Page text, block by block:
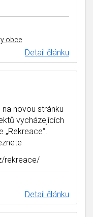
obce
Detail článku
novou stránku
vycházejících
„Rekreace“.
rekreace/
Detail článku